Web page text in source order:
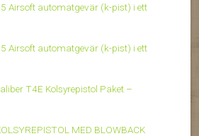
Airsoft automatgevär (k-pist) i ett
Airsoft automatgevär (k-pist) i ett
T4E Kolsyrepistol Paket –
MED BLOWBACK